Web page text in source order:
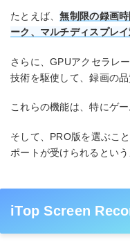
たとえば、無制限の録画
ーク、マルチディスプレ
さらに、GPUアクセラレ
技術を駆使して、録画の
これらの機能は、特にゲ
そして、PRO版を選ぶこ
ポートが受けられるとい
iTop Screen